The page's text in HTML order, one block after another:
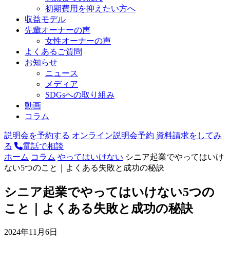
初期費用を抑えたい方へ
収益モデル
先輩オーナーの声
女性オーナーの声
よくあるご質問
お知らせ
ニュース
メディア
SDGsへの取り組み
動画
コラム
説明会を予約する オンライン説明会予約 資料請求をしてみ
る
電話で相談
ホーム コラム やってはいけない シニア起業でやってはいけ
ない5つのこと｜よくある失敗と成功の秘訣
シニア起業でやってはいけない5つの
こと｜よくある失敗と成功の秘訣
2024年11月6日